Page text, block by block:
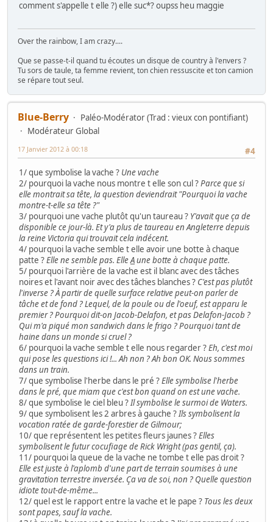
comment s'appelle t elle ?) elle suc*? oupss heu maggie
Over the rainbow, I am crazy....
Que se passe-t-il quand tu écoutes un disque de country à l'envers ?
Tu sors de taule, ta femme revient, ton chien ressuscite et ton camion
se répare tout seul.
Blue-Berry
Paléo-Modérator (Trad : vieux con pontifiant)
Modérateur Global
#4
17 Janvier 2012 à 00:18
1/ que symbolise la vache ? Une vache
2/ pourquoi la vache nous montre t elle son cul ?Parce que si
elle montrait sa tête, la question deviendrait "Pourquoi la vache
montre-t-elle sa tête ?"
3/ pourquoi une vache plutôt qu'un taureau ? Y'avait que ça de
disponible ce jour-là. Et y'a plus de taureau en Angleterre depuis
la reine Victoria qui trouvait cela indécent.
4/ pourquoi la vache semble t elle avoir une botte à chaque
patte ?Elle ne semble pas. ElleAune botte à chaque patte.
5/ pourquoi l'arrière de la vache est il blanc avec des tâches
noires et l'avant noir avec des tâches blanches ? C'est pas plutôt
l'inverse ? À partir de quelle surface relative peut-on parler de
tâche et de fond ? Lequel, de la poule ou de l'oeuf, est apparu le
premier ? Pourquoi dit-on Jacob-Delafon, et pas Delafon-Jacob ?
Qui m'a piqué mon sandwich dans le frigo ? Pourquoi tant de
haine dans un monde si cruel ?
6/ pourquoi la vache semble t elle nous regarder ?Eh, c'est moi
qui pose les questions ici !... Ah non ? Ah bon OK. Nous sommes
dans un train.
7/ que symbolise l'herbe dans le pré ?Elle symbolise l'herbe
dans le pré, que miam que c'est bon quand on est une vache.
8/ que symbolise le ciel bleu ?Il symbolise le surmoi de Waters.
9/ que symbolisent les 2 arbres à gauche ?Ils symbolisent la
vocation ratée de garde-forestier de Gilmour;
10/ que représentent les petites fleurs jaunes ?Elles
symbolisent le futur cocufiage de Rick Wright (pas gentil, ça).
11/ pourquoi la queue de la vache ne tombe t elle pas droit ?
Elle est juste à l'aplomb d'une part de terrain soumises à une
gravitation terrestre inversée. Ça va de soi, non ? Quelle question
idiote tout-de-même...
12/ quel est le rapport entre la vache et le pape ? Tous les deux
sont papes, sauf la vache.